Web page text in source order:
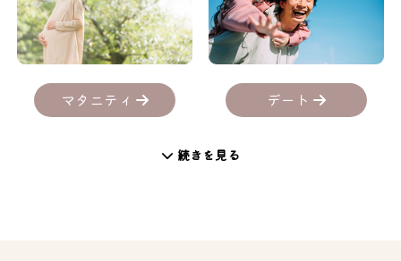
マタニティ デート
続きを見る